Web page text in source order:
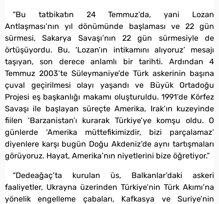
“Bu tatbikatın 24 Temmuz’da, yani Lozan
Antlaşması’nın yıl dönümünde başlaması ve 22 gün
sürmesi, Sakarya Savaşı’nın 22 gün sürmesiyle de
örtüşüyordu. Bu, ‘Lozan’ın intikamını alıyoruz’ mesajı
taşıyan, son derece anlamlı bir tarihti. Ardından 4
Temmuz 2003’te Süleymaniye’de Türk askerinin başına
çuval geçirilmesi olayı yaşandı ve Büyük Ortadoğu
Projesi eş başkanlığı makamı oluşturuldu. 1991’de Körfez
Savaşı ile başlayan süreçte Amerika, Irak’ın kuzeyinde
fiilen ‘Barzanistan’ı kurarak Türkiye’ye komşu oldu. O
günlerde ‘Amerika müttefikimizdir, bizi parçalamaz’
diyenlere karşı bugün Doğu Akdeniz’de aynı tartışmaları
görüyoruz. Hayat, Amerika’nın niyetlerini bize öğretiyor.”
“Dedeağaç’ta kurulan üs, Balkanlar’daki askeri
faaliyetler, Ukrayna üzerinden Türkiye’nin Türk Akımı’na
yönelik engelleme çabaları, Kafkasya ve Suriye’nin